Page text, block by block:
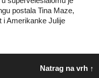
postala Tina Maze,
i Amerikanke Julije
Natrag na vrh ↑